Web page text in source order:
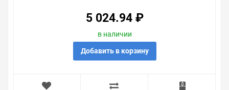
помочь, посоветовать, рассказать подробно о товарах
из нашего ассортимента.
Свяжитесь с нами любым способом, который для вас
наиболее удобен. С удовольствием ответим на все
5 024.94 ₽
в наличии
Добавить в корзину